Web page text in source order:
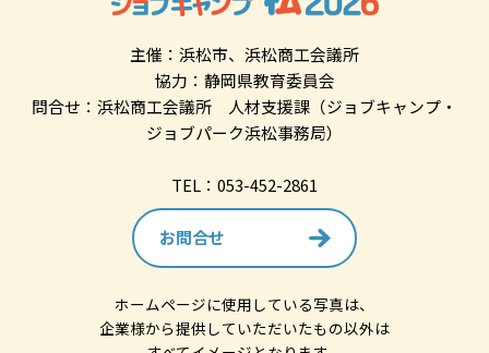
主催：浜松市、浜松商工会議所
協力：静岡県教育委員会
問合せ：浜松商工会議所 人材支援課（ジョブキャンプ・
ジョブパーク浜松事務局）
TEL：053-452-2861
お問合せ
ホームページに使用している写真は、
企業様から提供していただいたもの以外は